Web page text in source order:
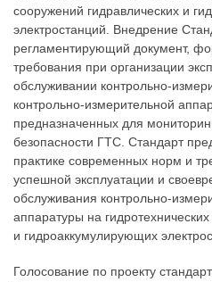
сооружений гидравлических и
электростанций. Внедрение
регламентирующий документ,
требования при организации
обслуживании контрольно-
контрольно-измерительной
предназначенных для
безопасности ГТС. Стандарт
практике современных норм и
успешной эксплуатации и
обслуживания контрольно-
аппаратуры на
и гидроаккумулирующих
Голосование по проекту